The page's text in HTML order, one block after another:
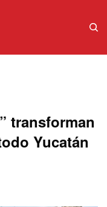
transforman
Yucatán